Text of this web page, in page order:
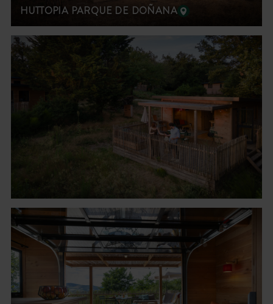
HUTTOPIA PARQUE DE DOÑANA